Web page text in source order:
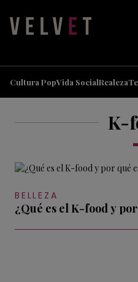
Cultura PopVida SocialRealeza
K-
BELLEZA
¿Qué es el K-food y